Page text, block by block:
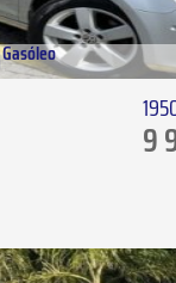
Gasóleo
9